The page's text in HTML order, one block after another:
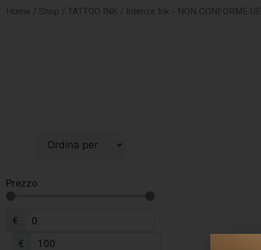
Home / Shop / TATTOO INK / Intenze Ink - NON CONFORME UE
Prezzo
€
€